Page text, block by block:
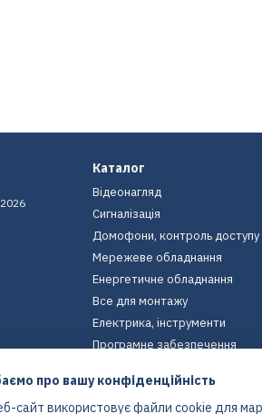
Каталог
Відеонагляд
Сигналізація
Домофони, контроль доступу
Мережеве обладнання
Енергетичне обладнання
Все для монтажу
Електрика, інструменти
Програмне забезпечення
Екіпірування
Енергетичне обладнання
про вашу конфіденційність
сайт використовує файли cookie для